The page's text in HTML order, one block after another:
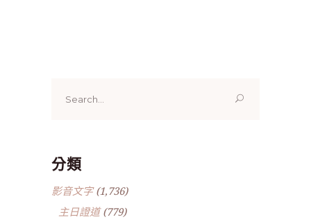
for:
分類
影音文字(1,736)
主日證道(779)